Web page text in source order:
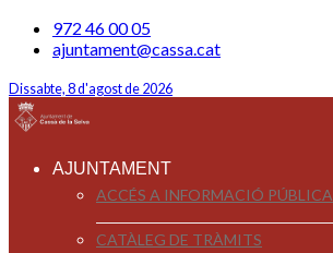
972 46 00 05
ajuntament@cassa.cat
Dissabte, 8 d'agost de 2026
AJUNTAMENT
ACCÉS A INFORMACIÓ PÚBLICA
CATÀLEG DE TRÀMITS